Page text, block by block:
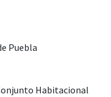
Puebla
Habitacional